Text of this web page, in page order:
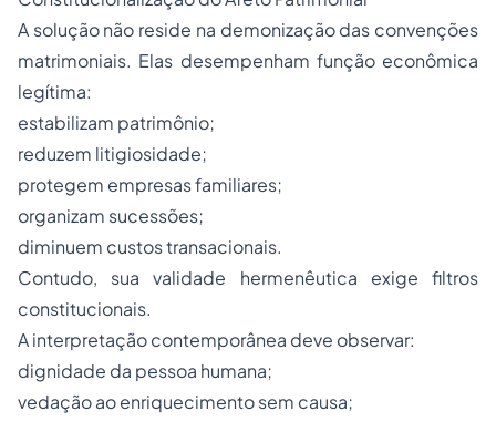
A solução não reside na demonização das convenções
matrimoniais. Elas desempenham função econômica
legítima:
estabilizam patrimônio;
reduzem litigiosidade;
protegem empresas familiares;
organizam sucessões;
diminuem custos transacionais.
Contudo, sua validade hermenêutica exige filtros
constitucionais.
A interpretação contemporânea deve observar:
dignidade da pessoa humana;
vedação ao enriquecimento sem causa;